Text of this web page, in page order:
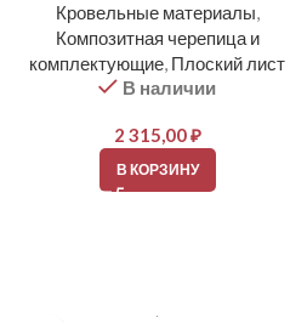
Кровельные материалы,
Композитная черепица и
комплектующие, Плоский лист
В наличии
2 315,00₽
В КОРЗИНУ